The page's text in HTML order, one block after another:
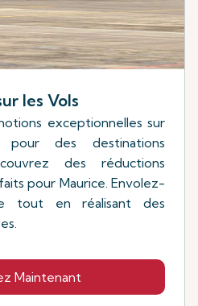
les Vols
exceptionnelles sur
des destinations
des réductions
pour Maurice. Envolez-
tout en réalisant des
Maintenant